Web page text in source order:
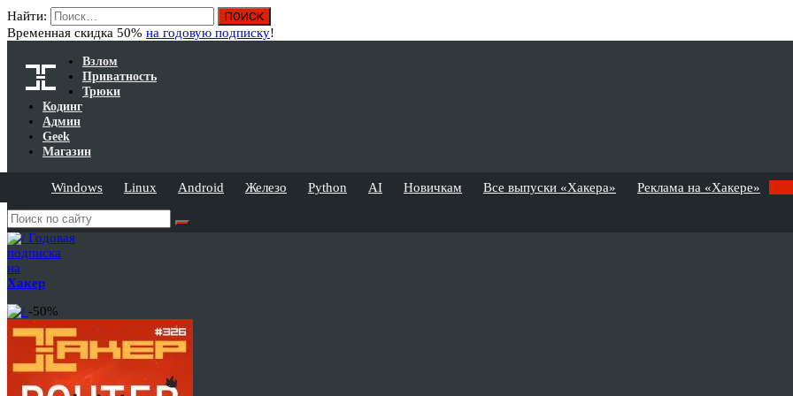
Найти:
Временная скидка 50% на годовую подписку!
Взлом
Приватность
Трюки
Кодинг
Админ
Geek
Магазин
Windows Linux Android Железо Python AI Новичкам Все выпуски «Хакера» Реклама на «Хакере»
Годовая
подписка
на
Хакер
-50%